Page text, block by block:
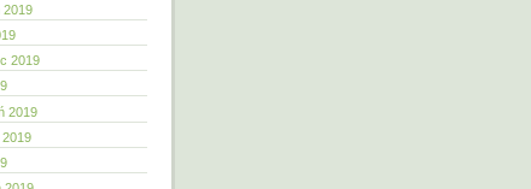
2019
2019
2019